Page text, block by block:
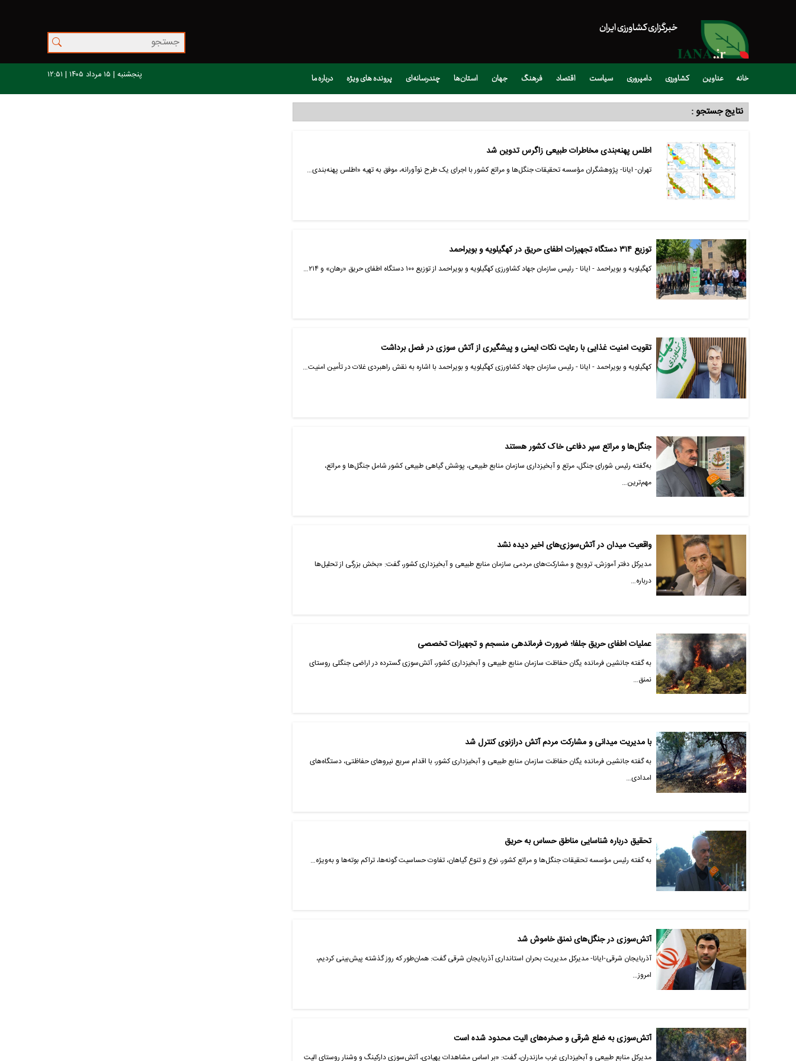
خبرگزاری کشاورزی ایران
خانه عناوین کشاورزی دامپروری سیاست اقتصاد فرهنگ جهان استان‌ها چندرسانه‌ای پرونده های ویژه درباره ما پنجشنبه | ۱۵ مرداد ۱۴۰۵ | ۱۲:۵۱
نتایج جستجو :
اطلس پهنه‌بندی مخاطرات طبیعی زاگرس تدوین شد
تهران- ایانا- پژوهشگران مؤسسه تحقیقات جنگل‌ها و مراتع کشور با اجرای یک طرح نوآورانه، موفق به تهیه «اطلس پهنه‌بندی…
توزیع ۳۱۴ دستگاه تجهیزات اطفای حریق در کهگیلویه و بویراحمد
کهگیلویه و بویراحمد - ایانا - رئیس سازمان جهاد کشاورزی کهگیلویه و بویراحمد از توزیع ۱۰۰ دستگاه اطفای حریق «رهان» و ۲۱۴…
تقویت امنیت غذایی با رعایت نکات ایمنی و پیشگیری از آتش سوزی در فصل برداشت
کهگیلویه و بویراحمد - ایانا - رئیس سازمان جهاد کشاورزی کهگیلویه و بویراحمد با اشاره به نقش راهبردی غلات در تأمین امنیت…
جنگل‌ها و مراتع سپر دفاعی خاک کشور هستند
به‌گفته رئیس شورای جنگل، مرتع و آبخیزداری سازمان منابع طبیعی، پوشش گیاهی طبیعی کشور شامل جنگل‌ها و مراتع،
مهم‌ترین…
واقعیت میدان در آتش‌سوزی‌های اخیر دیده نشد
مدیرکل دفتر آموزش، ترویج و مشارکت‌های مردمی سازمان منابع طبیعی و آبخیزداری کشور، گفت: «بخش بزرگی از تحلیل‌ها
درباره…
عملیات اطفای حریق جلفا؛ ضرورت فرماندهی منسجم و تجهیزات تخصصی
به گفته جانشین فرمانده یگان حفاظت سازمان منابع طبیعی و آبخیزداری کشور، آتش‌سوزی گسترده در اراضی جنگلی روستای
نمنق…
با مدیریت میدانی و مشارکت مردم آتش درازنوی کنترل شد
به گفته جانشین فرمانده یگان حفاظت سازمان منابع طبیعی و آبخیزداری کشور، با اقدام سریع نیروهای حفاظتی، دستگاه‌های
امدادی…
تحقیق درباره شناسایی مناطق حساس به حریق
به گفته رئیس مؤسسه تحقیقات جنگل‌ها و مراتع کشور، نوع و تنوع گیاهان، تفاوت حساسیت گونه‌ها، تراکم بوته‌ها و به‌ویژه…
آتش‌‌سوزی در جنگل‌های نمنق خاموش شد
آذربایجان شرقی-ایانا- مدیرکل مدیریت بحران استانداری آذربایجان شرقی گفت: همان‌طور که روز گذشته پیش‌بینی کردیم،
امروز…
آتش‌سوزی به ضلع شرقی و صخره‌های الیت محدود شده است
مدیرکل منابع طبیعی و آبخیزداری غرب مازندران، گفت: «بر اساس مشاهدات پهپادی، آتش‌سوزی دارکینگ و وشنار روستای الیت